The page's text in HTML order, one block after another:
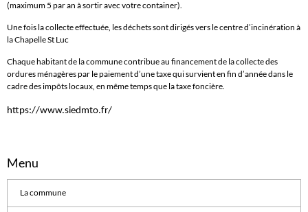
(maximum 5 par an à sortir avec votre container).
Une fois la collecte effectuée, les déchets sont dirigés vers le centre d’incinération à
la Chapelle St Luc
Chaque habitant de la commune contribue au financement de la collecte des
ordures ménagères par le paiement d’une taxe qui survient en fin d’année dans le
cadre des impôts locaux, en même temps que la taxe foncière.
https://www.siedmto.fr/
Menu
La commune